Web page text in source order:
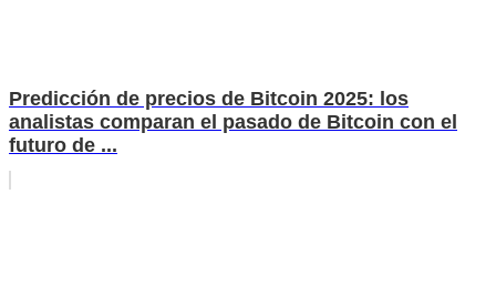
Predicción de precios de Bitcoin 2025: los
analistas comparan el pasado de Bitcoin con el
futuro de ...